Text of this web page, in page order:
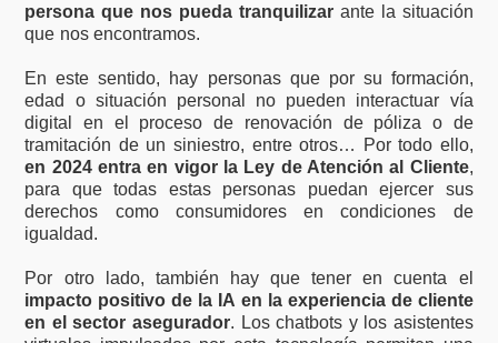
persona que nos pueda tranquilizarante la situación
que nos encontramos.
En este sentido, hay personas que por su formación,
edad o situación personal no pueden interactuar vía
digital en el proceso de renovación de póliza o de
tramitación de un siniestro, entre otros… Por todo ello,
en 2024 entra en vigor la Ley de Atención al Cliente,
para que todas estas personas puedan ejercer sus
derechos como consumidores en condiciones de
igualdad.
Por otro lado, también hay que tener en cuenta el
impacto positivo de la IA en la experiencia de cliente
en el sector asegurador. Los chatbots y los asistentes